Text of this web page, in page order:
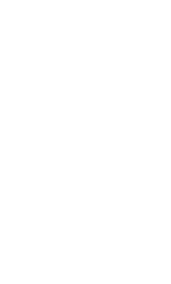
An Lạc
âm
thù